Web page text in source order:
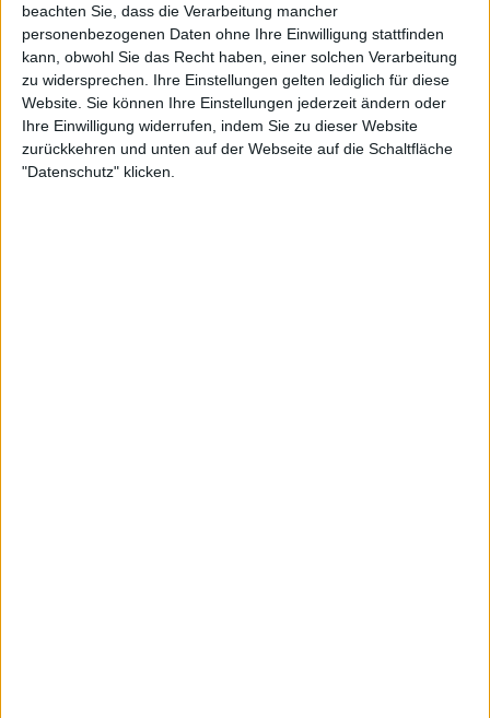
beachten Sie, dass die Verarbeitung mancher
personenbezogenen Daten ohne Ihre Einwilligung stattfinden
kann, obwohl Sie das Recht haben, einer solchen Verarbeitung
zu widersprechen. Ihre Einstellungen gelten lediglich für diese
Website. Sie können Ihre Einstellungen jederzeit ändern oder
Ihre Einwilligung widerrufen, indem Sie zu dieser Website
zurückkehren und unten auf der Webseite auf die Schaltfläche
"Datenschutz" klicken.